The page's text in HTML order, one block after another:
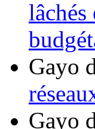
lâchés
Gayo
Gayo